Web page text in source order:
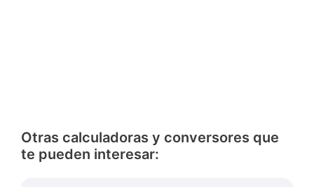
Otras calculadoras y conversores que
te pueden interesar: